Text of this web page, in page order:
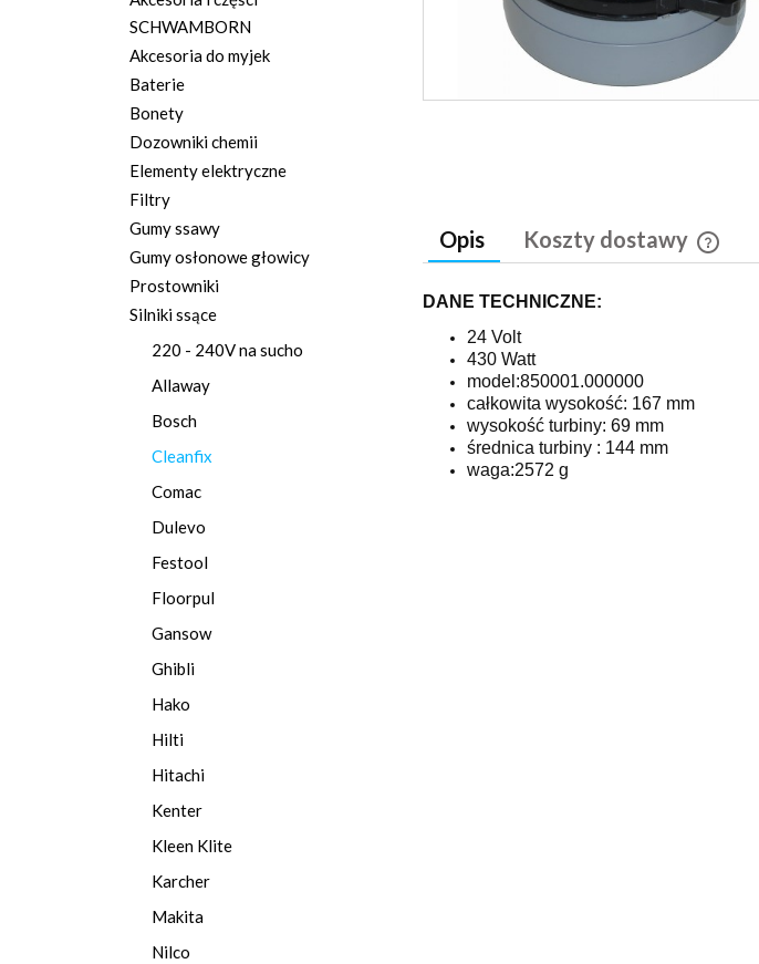
SCHWAMBORN
Akcesoria do myjek
Baterie
Bonety
Dozowniki chemii
Elementy elektryczne
Filtry
Gumy ssawy
Gumy osłonowe głowicy
Prostowniki
Silniki ssące
220 - 240V na sucho
Allaway
Bosch
Cleanfix
Comac
Dulevo
Festool
Floorpul
Gansow
Ghibli
Hako
Hilti
Hitachi
Kenter
Kleen Klite
Karcher
Makita
Nilco
Opis Koszty dostawy
DANE TECHNICZNE:
24 Volt
430 Watt
model:850001.000000
całkowita wysokość: 167 mm
wysokość turbiny: 69 mm
średnica turbiny : 144 mm
waga:2572 g